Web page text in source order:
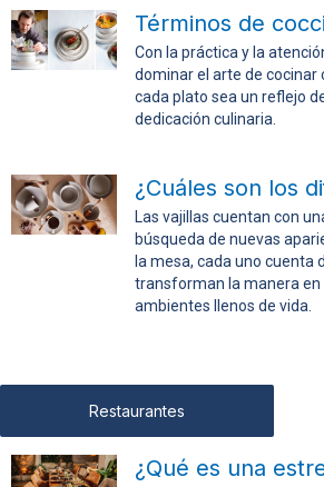
Términos de
Con la práctica y la
dominar el arte de cocinar
cada plato sea un reflejo
dedicación culinaria.
Las vajillas cuentan con
búsqueda de nuevas
la mesa, cada uno cuenta
transforman la manera en
ambientes llenos de vida.
Restaurantes